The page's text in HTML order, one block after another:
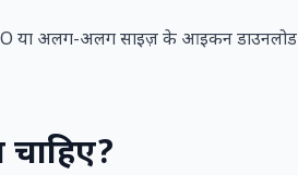
या अलग-अलग साइज़ के आइकन डाउनलोड